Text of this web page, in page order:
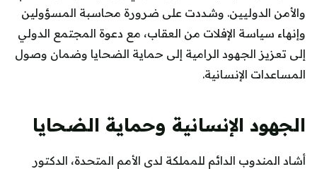
والأمن الدوليين. وشددت على ضرورة محاسبة المسؤولين
وإنهاء سياسة الإفلات من العقاب، مع دعوة المجتمع الدولي
إلى تعزيز الجهود الرامية إلى حماية الضحايا وضمان وصول
المساعدات الإنسانية.
الجهود الإنسانية وحماية الضحايا
أشاد المندوب الدائم للمملكة لدى الأمم المتحدة، الدكتور